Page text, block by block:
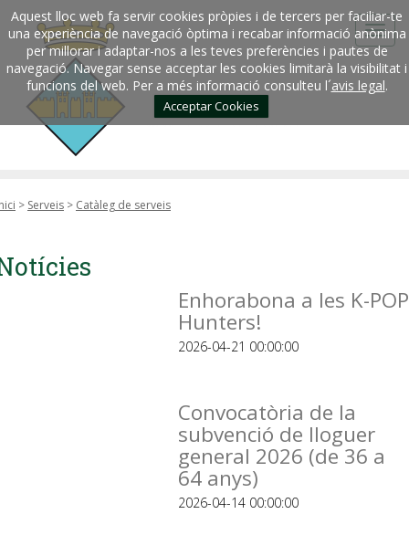
Aquest lloc web fa servir cookies pròpies i de tercers per faciliar-te
una experiència de navegació òptima i recabar informació anònima
per millorar i adaptar-nos a les teves preferències i pautes de
navegació. Navegar sense acceptar les cookies limitarà la visibilitat i
funcions del web. Per a més informació consulteu l´avis legal.
Acceptar Cookies
> Serveis > Catàleg de serveis
Enhorabona a les K-POP
Hunters!
2026-04-21 00:00:00
Convocatòria de la
subvenció de lloguer
general 2026 (de 36 a
64 anys)
2026-04-14 00:00:00